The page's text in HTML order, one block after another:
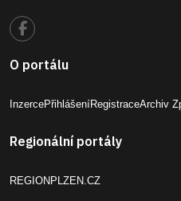
O portálu
InzercePřihlášeníRegistraceArchiv
Regionální portály
REGIONPLZEN.CZ